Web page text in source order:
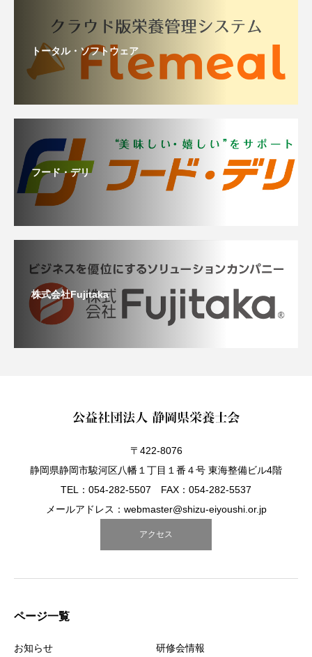
トータル・ソフトウェア
フード・デリ
株式会社Fujitaka
〒422-8076
静岡県静岡市駿河区八幡１丁目１番４号 東海整備ビル4階
TEL：054-282-5507 FAX：054-282-5537
メールアドレス：webmaster@shizu-eiyoushi.or.jp
アクセス
ページ一覧
お知らせ 研修会情報